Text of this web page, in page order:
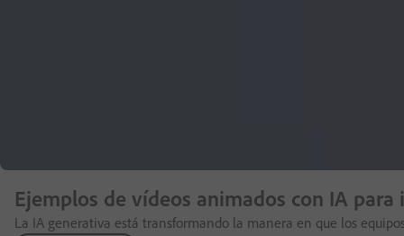
Ejemplos de vídeos animados con IA
La IA generativa está transformando la manera en que los